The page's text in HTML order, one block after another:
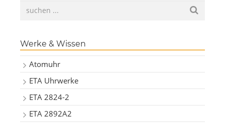
Werke & Wissen
Atomuhr
ETA Uhrwerke
ETA 2824-2
ETA 2892A2